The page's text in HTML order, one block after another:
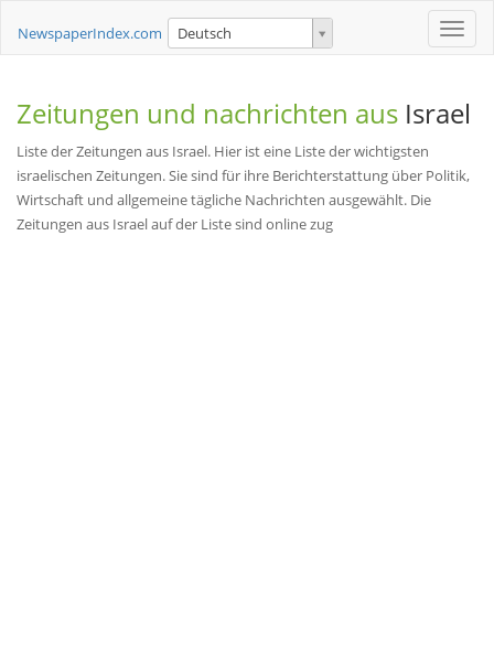
Toggle
NewspaperIndex.com Deutsch
Zeitungen und nachrichten aus Israel
Liste der Zeitungen aus Israel. Hier ist eine Liste der wichtigsten
israelischen Zeitungen. Sie sind für ihre Berichterstattung über Politik,
Wirtschaft und allgemeine tägliche Nachrichten ausgewählt. Die
Zeitungen aus Israel auf der Liste sind online zug